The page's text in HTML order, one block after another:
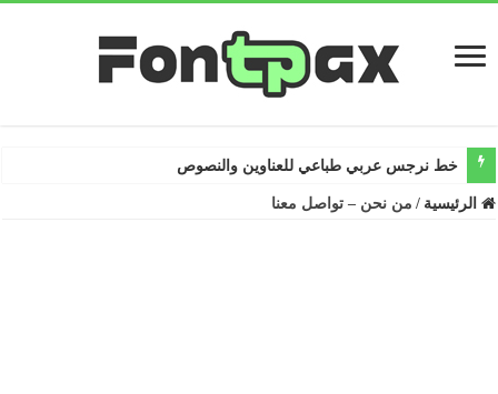
خط نرجس عربي طباعي للعناوين والنصوص
الرئيسية / من نحن – تواصل معنا